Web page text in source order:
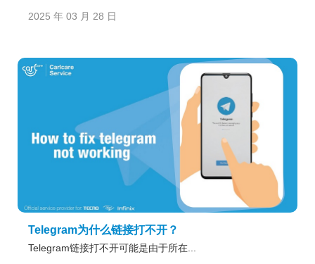
2025 年 03 月 28 日
Telegram为什么链接打不开？
Telegram链接打不开可能是由于所在...